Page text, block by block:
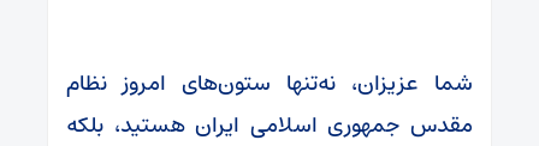
شما عزیزان، نه‌تنها ستون‌های امروز نظام
مقدس جمهوری اسلامی ایران هستید، بلکه